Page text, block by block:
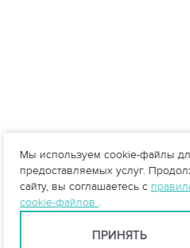
Мы используем cookie-файлы
предоставляемых услуг.
сайту, вы соглашаетесь с
cookie-файлов .
ПРИНЯТЬ